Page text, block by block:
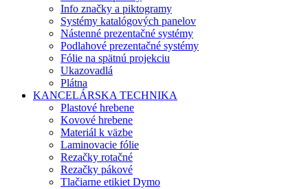
Info značky a piktogramy
Systémy katalógových panelov
Nástenné prezentačné systémy
Podlahové prezentačné systémy
Fólie na spätnú projekciu
Ukazovadlá
Plátna
KANCELÁRSKA TECHNIKA
Plastové hrebene
Kovové hrebene
Materiál k väzbe
Laminovacie fólie
Rezačky rotačné
Rezačky pákové
Tlačiarne etikiet Dymo